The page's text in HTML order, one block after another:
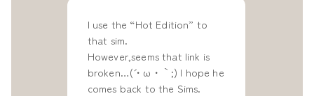
I use the “Hot Edition” to
that sim.
However,seems that link is
broken…(´・ω・｀;) I hope he
comes back to the Sims.